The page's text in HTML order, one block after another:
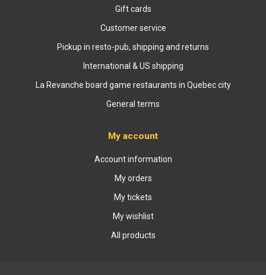
Gift cards
Customer service
Pickup in resto-pub, shipping and returns
International & US shipping
La Revanche board game restaurants in Quebec city
General terms
My account
Account information
My orders
My tickets
My wishlist
All products